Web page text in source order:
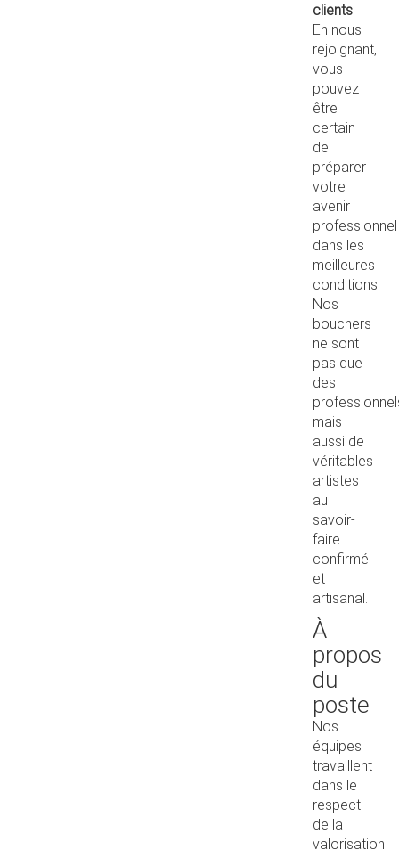
clients.
En nous
rejoignant,
vous
pouvez
être
certain
de
préparer
votre
avenir
professionnel
dans les
meilleures
conditions.
Nos
bouchers
ne sont
pas que
des
mais
aussi de
véritables
artistes
au
savoir-
faire
confirmé
et
artisanal.
À
propos
du
poste
Nos
équipes
travaillent
dans le
respect
de la
valorisation